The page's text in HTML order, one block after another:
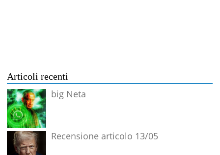
Articoli recenti
big Neta
Recensione articolo 13/05